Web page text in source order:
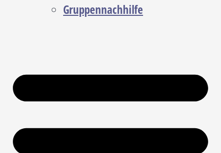
Gruppennachhilfe